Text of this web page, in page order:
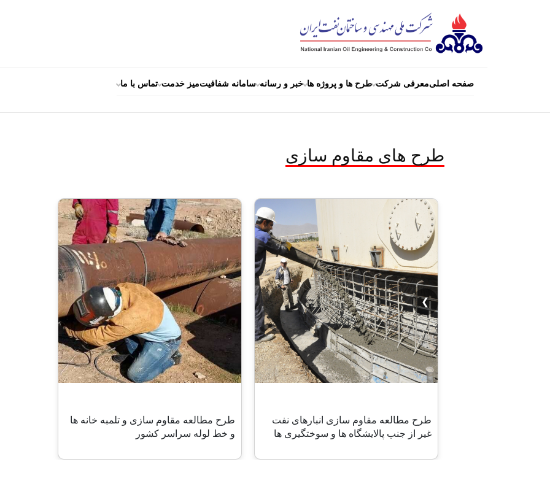
صفحه اصلیمعرفی شرکت طرح ها و پروژه ها خبر و رسانه سامانه شفافیتمیز خدمت تماس با ما
طرح های مقاوم سازی
❯
طرح مطالعه مقاوم سازی انبارهای نفت
غیر از جنب پالایشگاه ها و سوختگیری ها
طرح مطالعه مقاوم سازی و تلمبه خانه ها
و خط لوله سراسر کشور